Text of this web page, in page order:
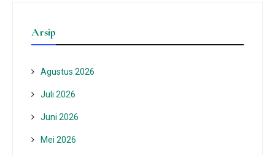
Arsip
Agustus 2026
Juli 2026
Juni 2026
Mei 2026